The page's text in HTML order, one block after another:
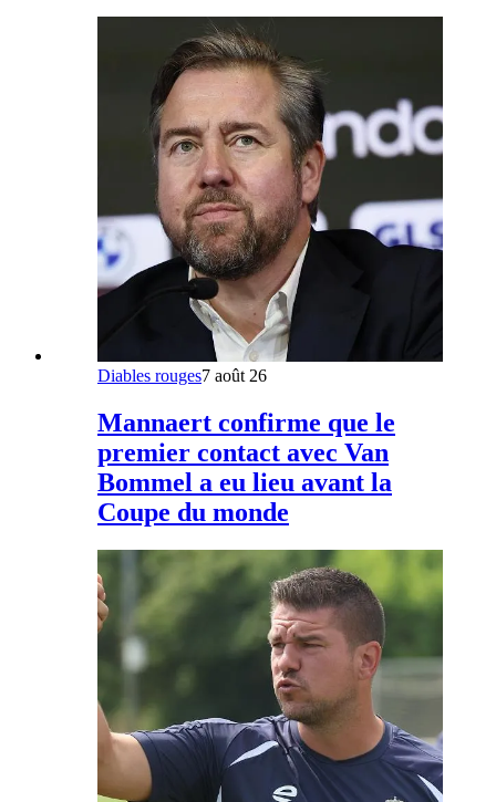
Diables rouges7 août 26
Mannaert confirme que le
premier contact avec Van
Bommel a eu lieu avant la
Coupe du monde